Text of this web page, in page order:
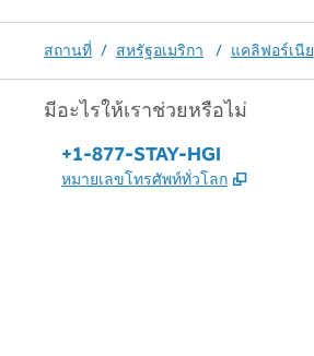
สถานที่ / สหรัฐอเมริกา / แคลิฟอร์เนีย
มีอะไรให้เราช่วยหรือไม่
โทรศัพท์:
+1-877-STAY-HGI
หมายเลขโทรศัพท์ทั่วโลก ,